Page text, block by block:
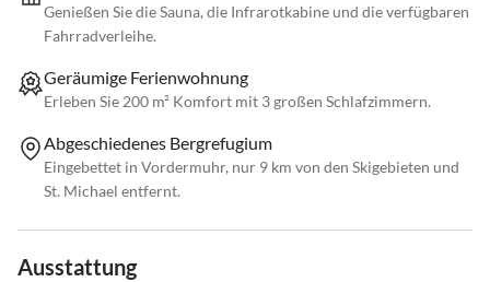
Genießen Sie die Sauna, die Infrarotkabine und die verfügbaren
Fahrradverleihe.
Geräumige Ferienwohnung
Erleben Sie 200 m² Komfort mit 3 großen Schlafzimmern.
Abgeschiedenes Bergrefugium
Eingebettet in Vordermuhr, nur 9 km von den Skigebieten und
St. Michael entfernt.
Ausstattung